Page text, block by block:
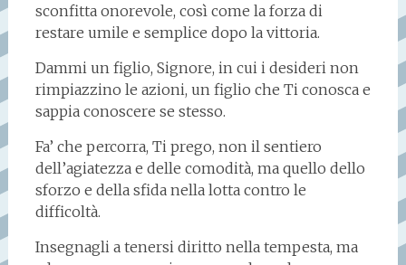
sconfitta onorevole, così come la forza di
restare umile e semplice dopo la vittoria.
Dammi un figlio, Signore, in cui i desideri non
rimpiazzino le azioni, un figlio che Ti conosca e
sappia conoscere se stesso.
Fa’ che percorra, Ti prego, non il sentiero
dell’agiatezza e delle comodità, ma quello dello
sforzo e della sfida nella lotta contro le
difficoltà.
Insegnagli a tenersi diritto nella tempesta, ma